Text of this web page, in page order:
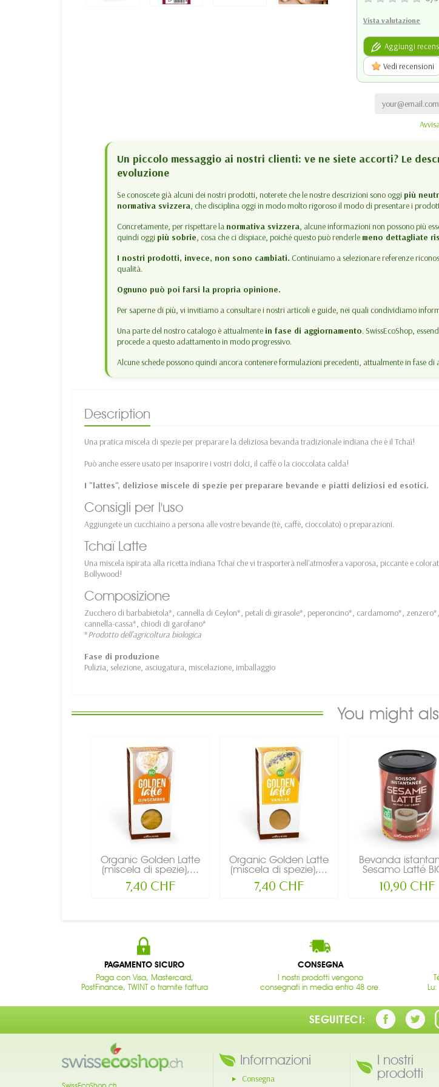
Vista valutazione
Aggiungi
Vedi recensioni
Un piccolo messaggio ai nostri clienti: ve ne siete accorti? Le
evoluzione
Se conoscete già alcuni dei nostri prodotti, noterete che le nostre descrizioni sono oggi più
normativa svizzera, che disciplina oggi in modo molto rigoroso il modo di presentare i
Concretamente, per rispettare la normativa svizzera, alcune informazioni non possono più
quindi oggi più sobrie, cosa che ci dispiace, poiché questo può renderle meno dettagliate
I nostri prodotti, invece, non sono cambiati. Continuiamo a selezionare referenze
qualità.
Ognuno può poi farsi la propria opinione.
Per saperne di più, vi invitiamo a consultare i nostri articoli e guide, nei quali condividiamo
Una parte del nostro catalogo è attualmente in fase di aggiornamento. SwissEcoShop,
procede a questo adattamento in modo progressivo.
Alcune schede possono quindi ancora contenere formulazioni precedenti, attualmente in fase
Description
Una pratica miscela di spezie per preparare la deliziosa bevanda tradizionale indiana che è il Tchaï!
Può anche essere usato per insaporire i vostri dolci, il caffè o la cioccolata calda!
I "lattes", deliziose miscele di spezie per preparare bevande e piatti deliziosi ed esotici.
Consigli per l'uso
Aggiungete un cucchiaino a persona alle vostre bevande (tè, caffè, cioccolato) o preparazioni.
Tchaï Latte
Una miscela ispirata alla ricetta indiana Tchaï che vi trasporterà nell'atmosfera vaporosa, piccante e
Bollywood!
Composizione
Zucchero di barbabietola*, cannella di Ceylon*, petali di girasole*, peperoncino*, cardamomo*, zenzero*,
cannella-cassa*, chiodi di garofano*
*Prodotto dell'agricoltura biologica
Fase di produzione
Pulizia, selezione, asciugatura, miscelazione, imballaggio
You might
Organic Golden Latte
(miscela di spezie),...
7,40 CHF
Organic Golden Latte
(miscela di spezie),...
7,40 CHF
Bevanda
Sesamo Latté
10,90 CHF
PAGAMENTO SICURO
Paga con Visa, Mastercard,
PostFinance, TWINT o tramite fattura
CONSEGNA
I nostri prodotti vengono
consegnati in media entro 48 ore.
SEGUITECI:
Informazioni
Consegna
I nostri
prodotti